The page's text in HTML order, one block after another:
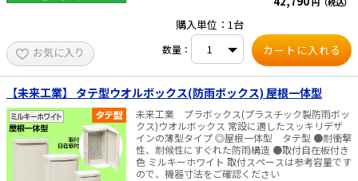
ーブ等で接続された電線は測定できません。 ※エ
コケーブル、6600V CVケーブル、アルミCVケー
ブルは、ユーザーモードを使用してください。 ※
電池は付属していません。
・適合ドライバー：[推奨]100V電動タイプ（無段
は、14.4V以上、高トルク（低速）モードでご使
用ください。 ※インパクトモード、インパクトド
ライバーでのご使用はできません。
お気に入り
購入単位：1台
数量：
【未来工業】 タテ型ウオルボックス(防雨ボックス) 屋根一体型
未来工業 プラボックス(プラスチック製防雨ボッ
クス)ウオルボックス 常設に適したスッキリデザ
インの薄型タイプ ◎屋根一体型 タテ型 ●耐衝撃
性、耐候性にすぐれた防雨構造 ●取付自在板付き
色 ミルキーホワイト 取付スペースは参考容量です
ので、機器寸法をご確認ください